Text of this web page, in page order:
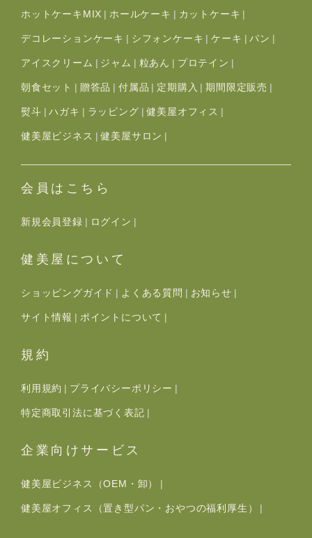
ホットケーキMIX ホールケーキ カットケーキ
デコレーションケーキ シフォンケーキ ケーキ パン
アイスクリーム ジャム 粒あん プロテイン
朝食セット 贈答品 付属品 定期購入 期間限定販売
熨斗 ハガキ ラッピング 健美屋オフィス
健美屋ビジネス 健美屋サロン
会員はこちら
新規会員登録 ログイン
健美屋について
ショッピングガイド よくある質問 お知らせ
サイト情報 ポイントについて
規約
利用規約 プライバシーポリシー
特定商取引法に基づく表記
企業向けサービス
健美屋ビジネス（OEM・卸）
健美屋オフィス（置き型パン・おやつの福利厚生）